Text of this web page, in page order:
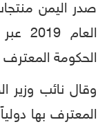
الحكومة المعترف
وقال نائب وزير
المعترف بها